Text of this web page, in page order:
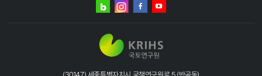
네이버
인스타그램